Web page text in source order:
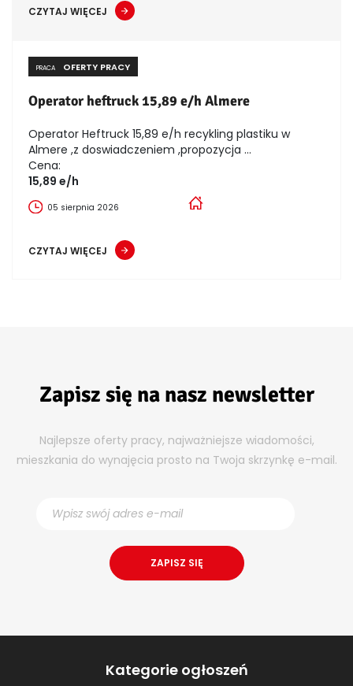
CZYTAJ WIĘCEJ
PRACA OFERTY PRACY
Operator heftruck 15,89 e/h Almere
Operator Heftruck 15,89 e/h recykling plastiku w
Almere ,z doswiadczeniem ,propozycja ...
Cena:
15,89 e/h
05 sierpnia 2026
CZYTAJ WIĘCEJ
Zapisz się na nasz newsletter
Najlepsze oferty pracy, najważniejsze wiadomości,
mieszkania do wynajęcia prosto na Twoja skrzynkę e-mail.
Kategorie ogłoszeń